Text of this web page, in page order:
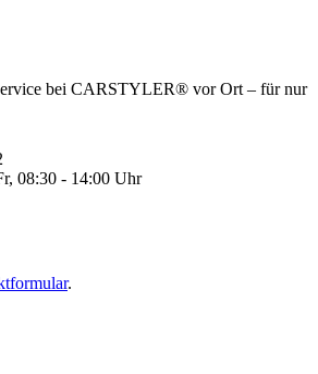
bei CARSTYLER® vor Ort – für nur
08:30 - 14:00 Uhr
.